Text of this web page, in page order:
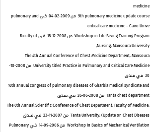
medicine
9th pulmonary medicine update course من 2009-02-04
في pulmonary and
critical care medicine – Cairo Unive
Workshop in Life Saving Training Program من 2008-12-18
في Faculty of
Nursing, Mansoura University,
The 4th Annual Conference of Chest Medicine Department, Mansoura
University titled Practice in Pulmonary and Critical Care Medicine
من 2008-10-
30 في فندق
16th annual congress of pulmonary diseases of Gharbia medical syndicate and
Tanta chest department من 2008-06-26
في فندق
The 6th Annual Scientific Conference of Chest Department, Faculty of Medicine,
Tanta University, (Update on Chest Diseases من 2007-11-23
في فندق
Workshop in Basics of Mechanical Ventilation من 2006-09-14
في Pulmonary